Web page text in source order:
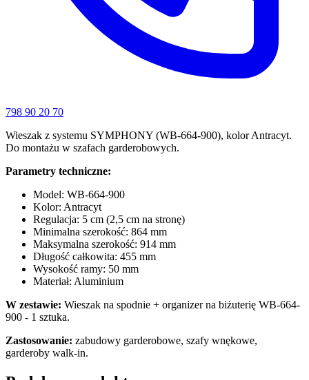
798 90 20 70
Wieszak z systemu SYMPHONY (WB-664-900), kolor Antracyt.
Do montażu w szafach garderobowych.
Parametry techniczne:
Model: WB-664-900
Kolor: Antracyt
Regulacja: 5 cm (2,5 cm na stronę)
Minimalna szerokość: 864 mm
Maksymalna szerokość: 914 mm
Długość całkowita: 455 mm
Wysokość ramy: 50 mm
Materiał: Aluminium
W zestawie: Wieszak na spodnie + organizer na biżuterię WB-664-
900 - 1 sztuka.
Zastosowanie: zabudowy garderobowe, szafy wnękowe,
garderoby walk-in.